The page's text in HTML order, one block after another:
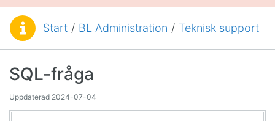
Du är här:Start / BL Administration / Teknisk support
SQL-fråga
Uppdaterad 2024-07-04